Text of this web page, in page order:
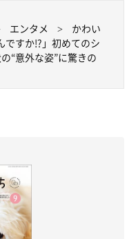
エンタメ
かわい
ですか!?」初めてのシ
“意外な姿”に驚きの